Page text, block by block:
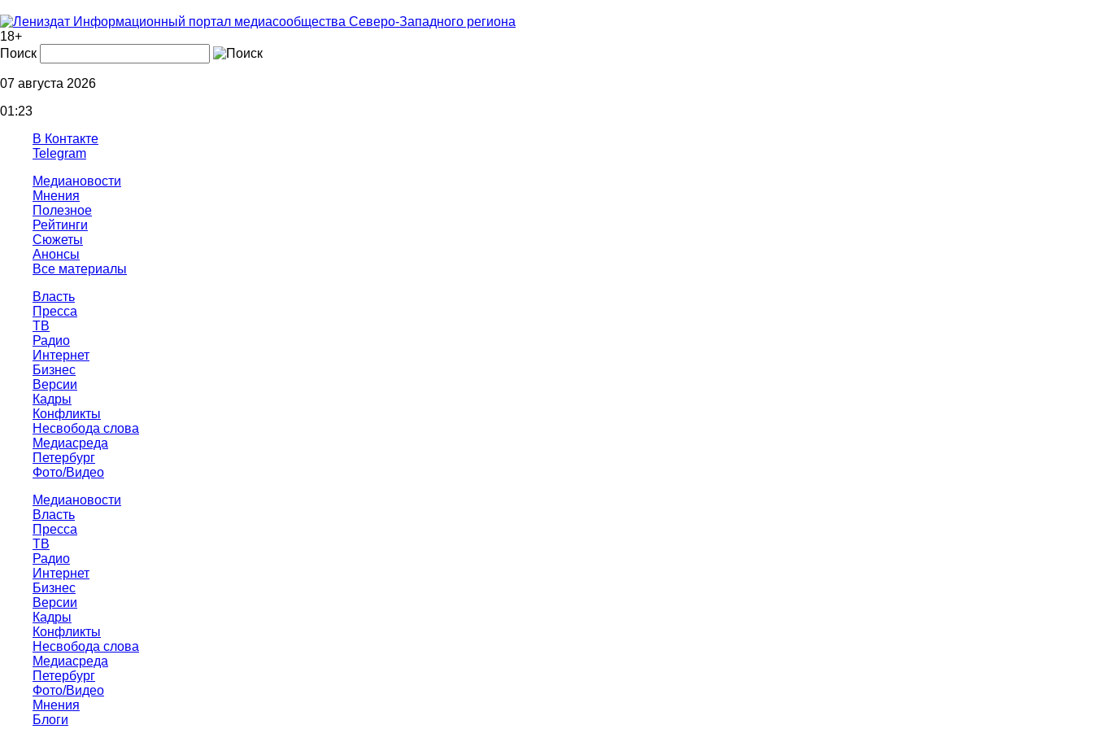
Информационный портал медиасообщества Северо-Западного региона
18+
Поиск
07 августа 2026
01:23
В Контакте
Telegram
Медиановости
Мнения
Полезное
Рейтинги
Сюжеты
Анонсы
Все материалы
Власть
Пресса
ТВ
Радио
Интернет
Бизнес
Версии
Кадры
Конфликты
Несвобода слова
Медиасреда
Петербург
Фото/Видео
Медиановости
Власть
Пресса
ТВ
Радио
Интернет
Бизнес
Версии
Кадры
Конфликты
Несвобода слова
Медиасреда
Петербург
Фото/Видео
Мнения
Блоги